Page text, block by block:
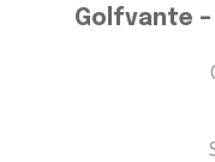
Golfvante